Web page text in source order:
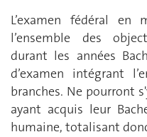
L’examen fédéral en
l’ensemble des
durant les années
d’examen intégrant
branches. Ne pourront
ayant acquis leur
humaine, totalisant